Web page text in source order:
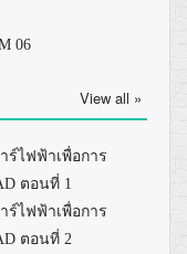
06
View all »
ร์ไฟฟ้าเพื่อการ
ตอนที่ 1
ร์ไฟฟ้าเพื่อการ
ตอนที่ 2